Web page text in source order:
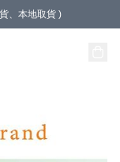
、本地取貨 )